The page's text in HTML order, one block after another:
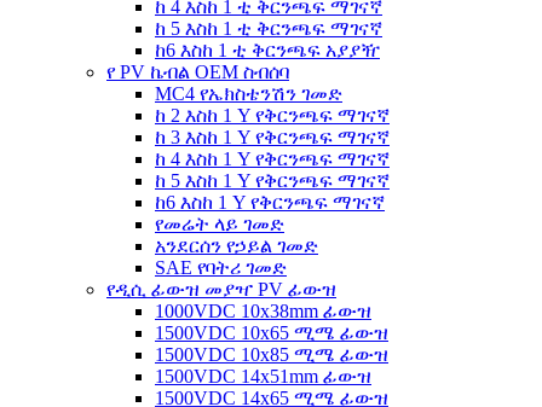
ከ 4 እስከ 1 ቲ ቅርንጫፍ ማገናኛ
ከ 5 እስከ 1 ቲ ቅርንጫፍ ማገናኛ
ከ6 እስከ 1 ቲ ቅርንጫፍ አያያዥ
የ PV ኬብል OEM ስብሰባ
MC4 የኤክስቴንሽን ገመድ
ከ 2 እስከ 1 Y የቅርንጫፍ ማገናኛ
ከ 3 እስከ 1 Y የቅርንጫፍ ማገናኛ
ከ 4 እስከ 1 Y የቅርንጫፍ ማገናኛ
ከ 5 እስከ 1 Y የቅርንጫፍ ማገናኛ
ከ6 እስከ 1 Y የቅርንጫፍ ማገናኛ
የመሬት ላይ ገመድ
አንደርሰን የኃይል ገመድ
SAE የባትሪ ገመድ
የዲሲ ፊውዝ መያዣ PV ፊውዝ
1000VDC 10x38mm ፊውዝ
1500VDC 10x65 ሚሜ ፊውዝ
1500VDC 10x85 ሚሜ ፊውዝ
1500VDC 14x51mm ፊውዝ
1500VDC 14x65 ሚሜ ፊውዝ